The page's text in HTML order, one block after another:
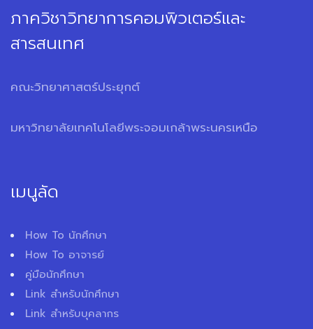
ภาควิชาวิทยาการคอมพิวเตอร์และ
สารสนเทศ
คณะวิทยาศาสตร์ประยุกต์
มหาวิทยาลัยเทคโนโลยีพระจอมเกล้าพระนครเหนือ
เมนูลัด
How To นักศึกษา
How To อาจารย์
คู่มือนักศึกษา
Link สำหรับนักศึกษา
Link สำหรับบุคลากร